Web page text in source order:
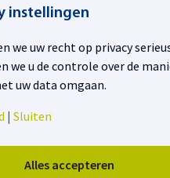
instellingen
we uw recht op privacy
we u de controle over de
uw data omgaan.
| Sluiten
Alles accepteren